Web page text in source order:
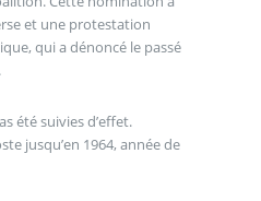
et une protestation
qui a dénoncé le passé
été suivies d’effet.
jusqu’en 1964, année de